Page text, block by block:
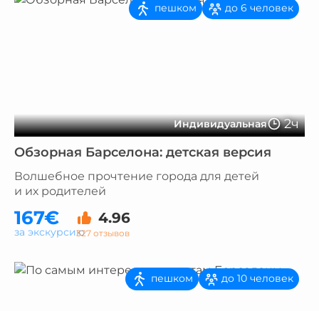
Индивидуальная 2ч
пешком до 6 человек
Обзорная Барселона: детская версия
Волшебное прочтение города для детей
и их родителей
167€ 4.96
327 отзывов
за экскурсию
пешком до 10 человек